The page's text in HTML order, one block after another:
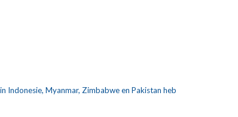
Indonesie, Myanmar, Zimbabwe en Pakistan heb